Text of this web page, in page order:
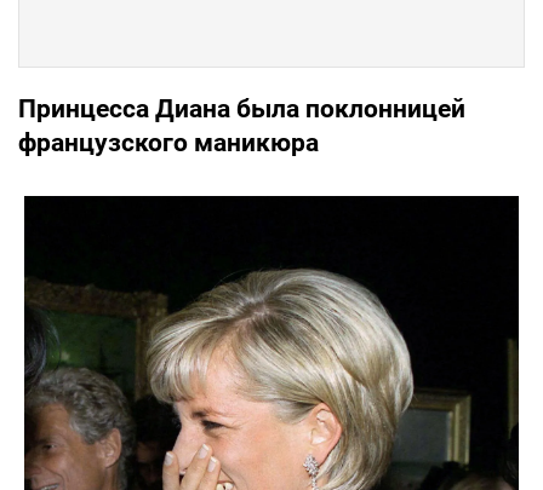
Принцесса Диана была поклонницей
французского маникюра